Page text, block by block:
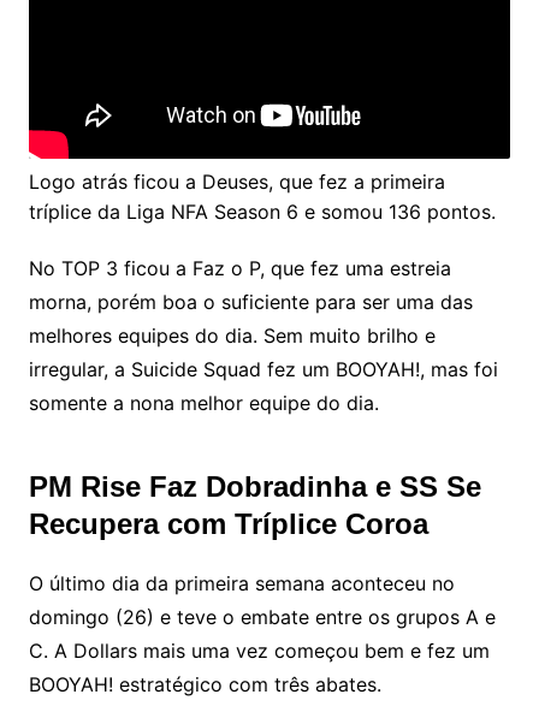
Logo atrás ficou a Deuses, que fez a primeira
tríplice da Liga NFA Season 6 e somou 136 pontos.
No TOP 3 ficou a Faz o P, que fez uma estreia
morna, porém boa o suficiente para ser uma das
melhores equipes do dia. Sem muito brilho e
irregular, a Suicide Squad fez um BOOYAH!, mas foi
somente a nona melhor equipe do dia.
PM Rise Faz Dobradinha e SS Se
Recupera com Tríplice Coroa
O último dia da primeira semana aconteceu no
domingo (26) e teve o embate entre os grupos A e
C. A Dollars mais uma vez começou bem e fez um
BOOYAH! estratégico com três abates.